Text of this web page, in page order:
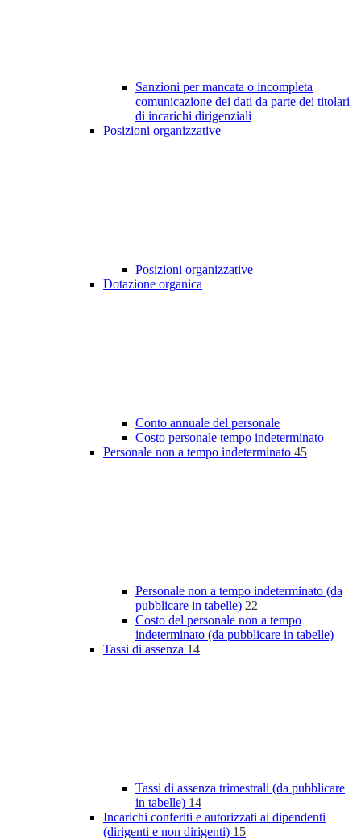
Sanzioni per mancata o incompleta
comunicazione dei dati da parte dei titolari
di incarichi dirigenziali
Posizioni organizzative
Posizioni organizzative
Dotazione organica
Conto annuale del personale
Costo personale tempo indeterminato
Personale non a tempo indeterminato 45
Personale non a tempo indeterminato (da
pubblicare in tabelle) 22
Costo del personale non a tempo
indeterminato (da pubblicare in tabelle)
Tassi di assenza 14
Tassi di assenza trimestrali (da pubblicare
in tabelle) 14
Incarichi conferiti e autorizzati ai dipendenti
(dirigenti e non dirigenti) 15